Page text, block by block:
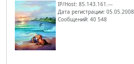
IP/Host: 85.143.161.---
Дата регистрации: 05.05.2008
Сообщений: 40 548